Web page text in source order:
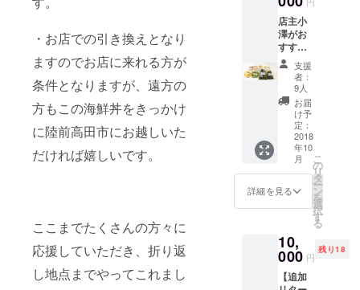
・お店での引き換えとなり
ますのでお店に来れる方が
条件となりますが、遠方の
方もこの海鮮丼をきっかけ
に陸前高田市にお越しいた
だければ嬉しいです。
ここまでたくさんの方々に
応援していただき、折り返
し地点までやってこれまし
内お名
前掲
載！ 食
感が自
慢の大
船渡産
「塩蔵
ワカメ
120
ｇ」、
「塩蔵
くきワ
カメ300
ｇ」、
「塩蔵
昆布200
種に
「気仙
沼産ふ
かひれ
店主小
澤がお
すすめ
する三
陸の海
のめぐ
み「海
産物６
点セッ
ト」＆
店主小
澤の手
書きの
お礼状
＆、店
内お名
載！ 大
船渡産
の旬の
海産物
支援
者：
9人
お届
け予
定：
2018
年10
月
詳細を見る
こ
の
リ
タ
ー
ン
を
選
択
す
る
10,
000 円
残り18
【追加